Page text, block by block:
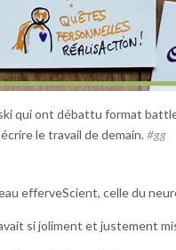
qui ont débattu format
le travail de demain.#gg
efferveScient, celle du
si joliment et justement